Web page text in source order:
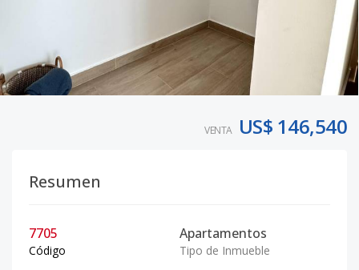
VENTA US$ 146,540
Resumen
7705
Código
Apartamentos
Tipo de Inmueble